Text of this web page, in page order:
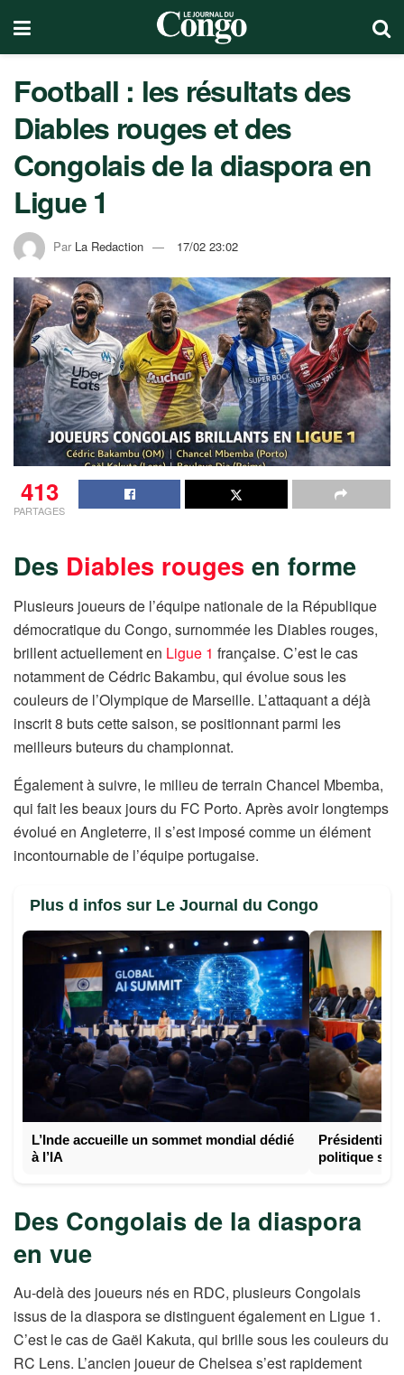
Football : les résultats des
Diables rouges et des
Congolais de la diaspora en
Ligue 1
Par La Redaction 17/02 23:02
413
PARTAGES
Des Diables rouges en forme
Plusieurs joueurs de l’équipe nationale de la République
démocratique du Congo, surnommée les Diables rouges,
brillent actuellement en Ligue 1 française. C’est le cas
notamment de Cédric Bakambu, qui évolue sous les
couleurs de l’Olympique de Marseille. L’attaquant a déjà
inscrit 8 buts cette saison, se positionnant parmi les
meilleurs buteurs du championnat.
Également à suivre, le milieu de terrain Chancel Mbemba,
qui fait les beaux jours du FC Porto. Après avoir longtemps
évolué en Angleterre, il s’est imposé comme un élément
incontournable de l’équipe portugaise.
Plus d infos sur Le Journal du Congo
L’Inde accueille un sommet mondial dédié
à l’IA
politique
Des Congolais de la diaspora
en vue
Au-delà des joueurs nés en RDC, plusieurs Congolais
issus de la diaspora se distinguent également en Ligue 1.
C’est le cas de Gaël Kakuta, qui brille sous les couleurs du
RC Lens. L’ancien joueur de Chelsea s’est rapidement